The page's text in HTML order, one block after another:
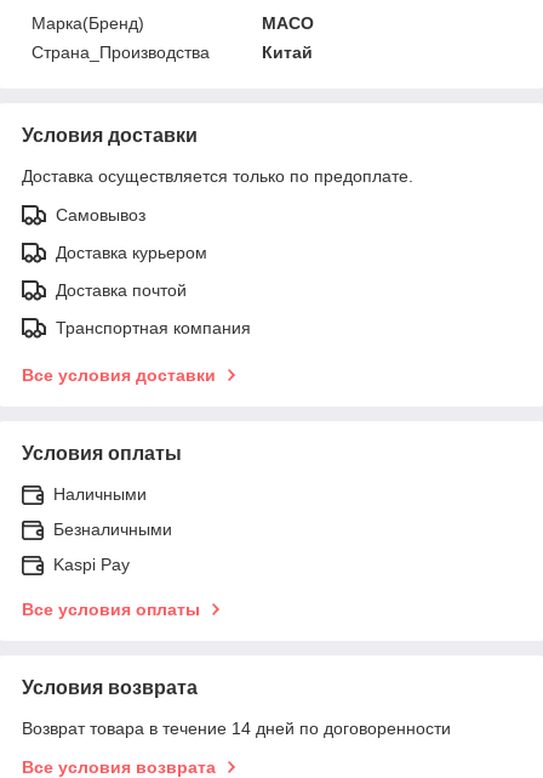
Марка(Бренд)
MACO
Страна_Производства
Китай
Условия доставки
Доставка осуществляется только по предоплате.
Самовывоз
Доставка курьером
Доставка почтой
Транспортная компания
Все условия доставки
Условия оплаты
Наличными
Безналичными
Kaspi Pay
Все условия оплаты
Условия возврата
Возврат товара в течение 14 дней по договоренности
Все условия возврата